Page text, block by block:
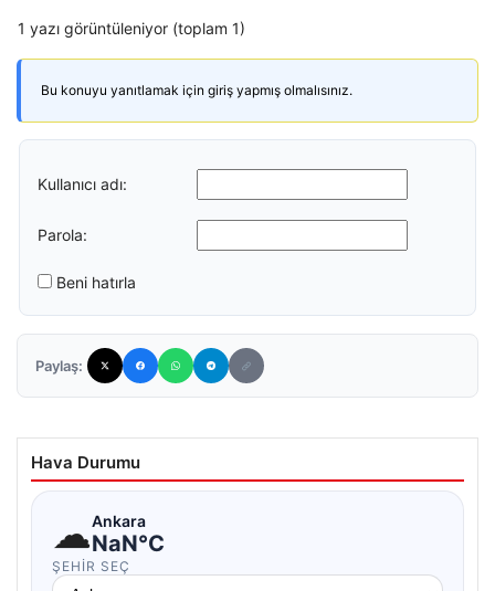
1 yazı görüntüleniyor (toplam 1)
Bu konuyu yanıtlamak için giriş yapmış olmalısınız.
Kullanıcı adı:
Parola:
Beni hatırla
Paylaş:
Hava Durumu
☁Ankara
NaN°C
ŞEHIR SEÇ